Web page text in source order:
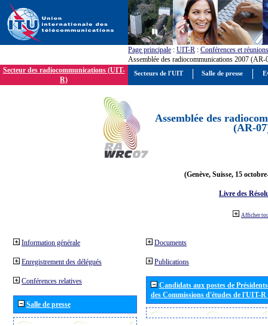
Page principale : UIT-R : Conférences et réunions
Assemblée des radiocommunications 2007 (AR-
Secteur des radiocommunications (UIT-
R)
Assemblée des
(AR-
(Genève, Suisse, 15
Livre des
Afficher
Information générale
Enregistrement des délégués
Conférences relatives
Salle de presse
Documents
Publications
Candidats aux postes de
des Commissions d'études de l'UIT-
Secteurs de l'UIT Salle de presse